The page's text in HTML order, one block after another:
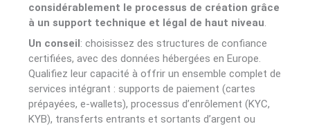
considérablement le processus de création grâce
à un support technique et légal de haut niveau.
Un conseil: choisissez des structures de confiance
certifiées, avec des données hébergées en Europe.
Qualifiez leur capacité à offrir un ensemble complet de
services intégrant : supports de paiement (cartes
prépayées, e-wallets), processus d’enrôlement (KYC,
KYB), transferts entrants et sortants d’argent ou